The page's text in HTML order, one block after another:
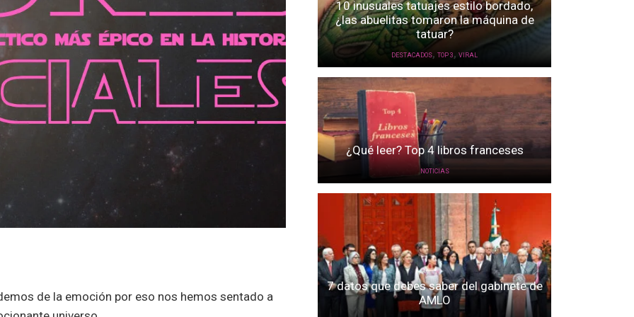
de la emoción por eso nos hemos sentado a
10 inusuales tatuajes estilo bordado,
¿las abuelitas tomaron la máquina de
tatuar?
DESTACADOS, TOP 3 , VIRAL
¿Qué leer? Top 4 libros franceses
NOTICIAS
7 datos que debes saber del gabinete de
AMLO